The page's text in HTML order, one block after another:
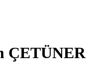
ÇETÜNER